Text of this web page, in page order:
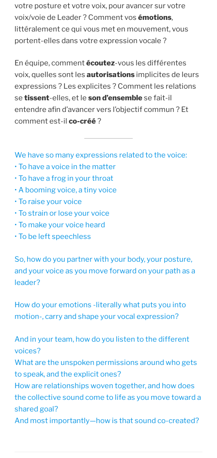
votre posture et votre voix, pour avancer sur votre
voix/voie de Leader ? Comment vos émotions,
littéralement ce qui vous met en mouvement, vous
portent-elles dans votre expression vocale ?
En équipe, commentécoutez-vous les différentes
voix, quelles sont les autorisations implicites de leurs
expressions ? Les explicites ? Comment les relations
se tissent-elles, et le son d’ensemblese fait-il
entendre afin d’avancer vers l’objectif commun ? Et
comment est-il co-créé?
We have so many expressions related to the voice:
• To have a voice in the matter
• To have a frog in your throat
• A booming voice, a tiny voice
• To raise your voice
• To strain or lose your voice
• To make your voice heard
• To be left speechless
So, how do you partner with your body, your posture,
and your voice as you move forward on your path as a
leader?
How do your emotions -literally what puts you into
motion-, carry and shape your vocal expression?
And in your team, how do you listen to the different
voices?
What are the unspoken permissions around who gets
to speak, and the explicit ones?
How are relationships woven together, and how does
the collective sound come to life as you move toward a
shared goal?
And most importantly—how is that sound co-created?